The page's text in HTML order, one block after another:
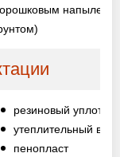
резиновый
утеплительный
пенопласт